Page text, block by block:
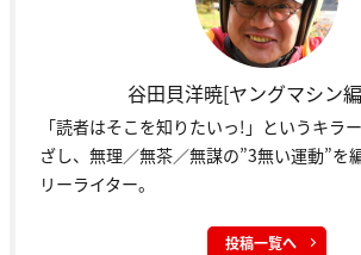
谷田貝洋暁[ヤングマシン
「読者はそこを知りたいっ!」というキラ
ざし、無理／無茶／無謀の”3無い運動”を
リーライター。
投稿一覧へ